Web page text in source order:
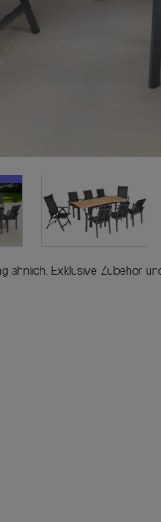
ähnlich. Exklusive Zubehör